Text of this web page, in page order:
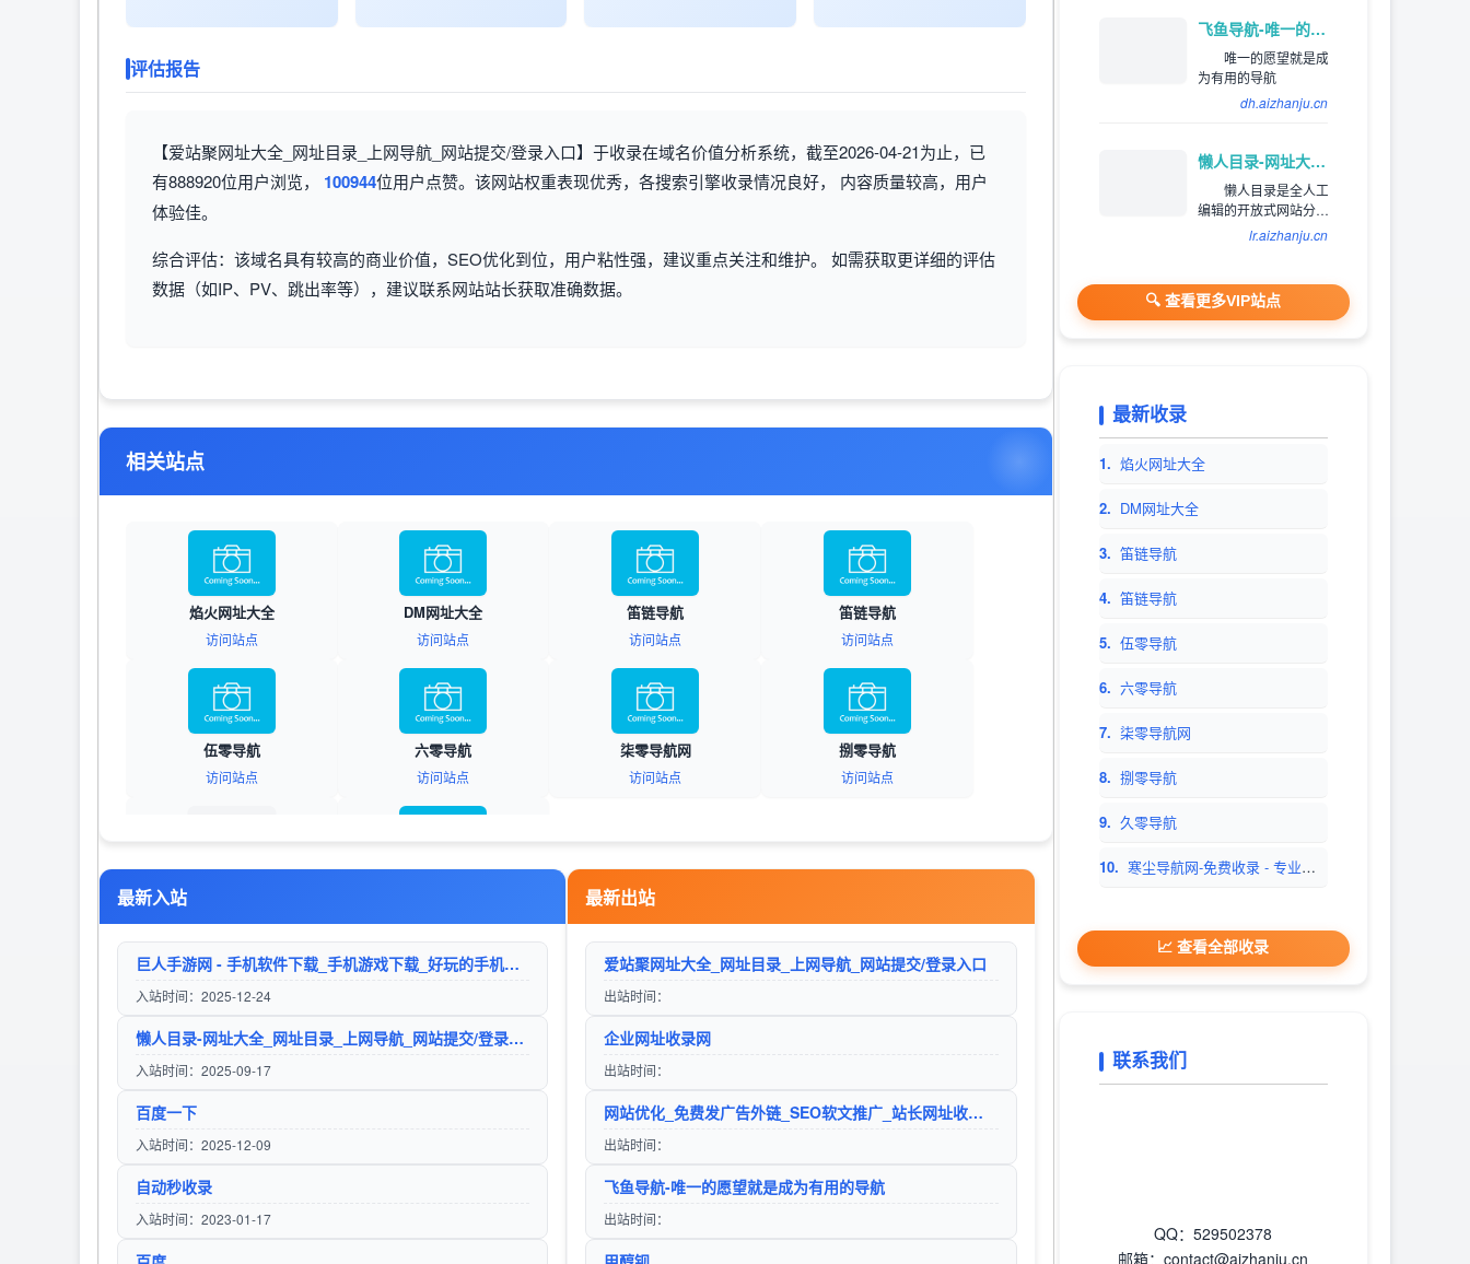
评估报告
【爱站聚网址大全_网址目录_上网导航_网站提交/登录入口】于收录在域名价值分析系统，截至2026-04-21为止，已
有888920位用户浏览， 100944位用户点赞。该网站权重表现优秀，各搜索引擎收录情况良好， 内容质量较高，用户
体验佳。
综合评估：该域名具有较高的商业价值，SEO优化到位，用户粘性强，建议重点关注和维护。 如需获取更详细的评估
数据（如IP、PV、跳出率等），建议联系网站站长获取准确数据。
相关站点
焰火网址大全
访问站点
DM网址大全
访问站点
笛链导航
访问站点
笛链导航
访问站点
伍零导航
访问站点
六零导航
访问站点
柒零导航网
访问站点
捌零导航
访问站点
最新入站
巨人手游网 - 手机软件下载_手机游戏下载_好玩的手机游戏
入站时间：2025-12-24
懒人目录-网址大全_网址目录_上网导航_网站提交/登录入口
入站时间：2025-09-17
百度一下
入站时间：2025-12-09
自动秒收录
入站时间：2023-01-17
最新出站
爱站聚网址大全_网址目录_上网导航_网站提交/登录入口
出站时间：
企业网址收录网
出站时间：
网站优化_免费发广告外链_SEO软文推广_站长网址收录_贝乐乐
出站时间：
飞鱼导航-唯一的愿望就是成为有用的导航
出站时间：
供高效便捷的网址存储
和查询服务，同时提供
齐全且高质量的优秀名
站导航。
飞鱼导航-唯一的愿望就是成为有用的导航
唯一的愿望就是成
为有用的导航
dh.aizhanju.cn
懒人目录-网址大全_网址目录_上网导航_网站提交/登录入口
懒人目录是全人工
编辑的开放式网站分类
目录，收录国内外、各
行业优秀网站，旨在为
检索、优秀网站参考、
网站推广服务。
lr.aizhanju.cn
🔍 查看更多VIP站点
最新收录
1. 焰火网址大全
2. DM网址大全
3. 笛链导航
4. 笛链导航
5. 伍零导航
6. 六零导航
7. 柒零导航网
8. 捌零导航
9. 久零导航
10. 寒尘导航网-免费收录 - 专业网址导航平台
📈 查看全部收录
联系我们
QQ：529502378
邮箱：contact@aizhanju.cn